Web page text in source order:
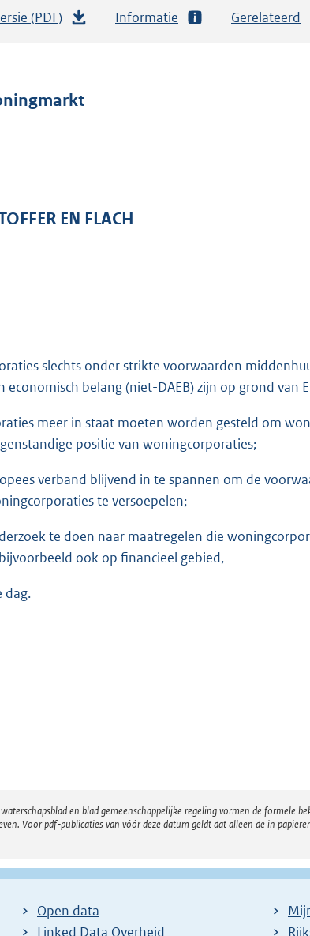
(PDF)
a
r
3
b
Informatie Gerelateerd
EN FLACH
slechts onder strikte voorwaarden
belang (niet-DAEB) zijn op grond van
meer in staat moeten worden gesteld om
positie van woningcorporaties;
verband blijvend in te spannen om de
te versoepelen;
te doen naar maatregelen die
ook op financieel gebied,
dag.
en blad gemeenschappelijke regeling vormen de formele
Voor pdf-publicaties van vóór deze datum geldt dat alleen de in
Open data
Linked Data Overheid
E